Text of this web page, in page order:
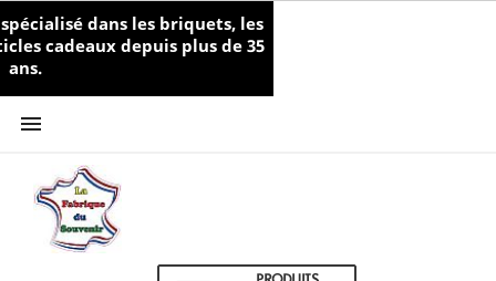
spécialisé dans les briquets, les
cadeaux depuis plus de 35
ans.
